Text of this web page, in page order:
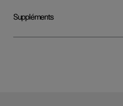
Suppléments